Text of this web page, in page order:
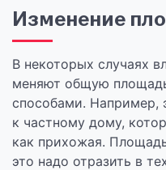
Изменение
В некоторых случаях
меняют общую
способами. Например,
к частному дому,
как прихожая.
это надо отразить в